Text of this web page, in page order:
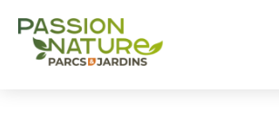
Aller à la recherche